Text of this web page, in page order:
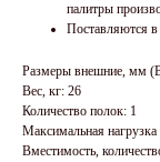
палитры
Поставляются
Размеры внешние, мм
Вес, кг: 26
Количество полок: 1
Максимальная нагрузка
Вместимость,